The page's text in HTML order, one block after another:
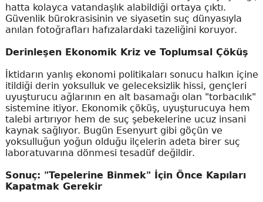
hatta kolayca vatandaşlık alabildiği ortaya çıktı.
Güvenlik bürokrasisinin ve siyasetin suç dünyasıyla
anılan fotoğrafları hafızalardaki tazeliğini koruyor.
Derinleşen Ekonomik Kriz ve Toplumsal Çöküş
İktidarın yanlış ekonomi politikaları sonucu halkın içine
itildiği derin yoksulluk ve geleceksizlik hissi, gençleri
uyuşturucu ağlarının en alt basamağı olan "torbacılık"
sistemine itiyor. Ekonomik çöküş, uyuşturucuya hem
talebi artırıyor hem de suç şebekelerine ucuz insani
kaynak sağlıyor. Bugün Esenyurt gibi göçün ve
yoksulluğun yoğun olduğu ilçelerin adeta birer suç
laboratuvarına dönmesi tesadüf değildir.
Sonuç: "Tepelerine Binmek" İçin Önce Kapıları
Kapatmak Gerekir